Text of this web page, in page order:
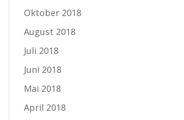
Oktober 2018
August 2018
Juli 2018
Juni 2018
Mai 2018
April 2018